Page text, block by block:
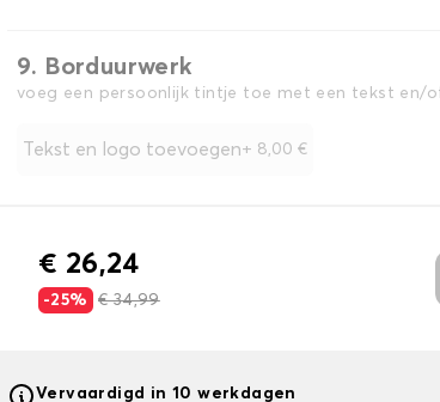
9. Borduurwerk
voeg een persoonlijk tintje toe met een tekst en/
Tekst en logo toevoegen+ 8,00 €
€ 26,24
-25% € 34,99
Vervaardigd in 10 werkdagen